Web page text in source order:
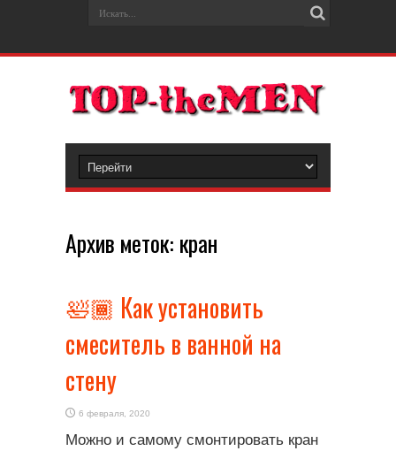
Архив меток: кран
🛀🏾 Как установить
смеситель в ванной на
стену
6 февраля, 2020
Можно и самому смонтировать кран